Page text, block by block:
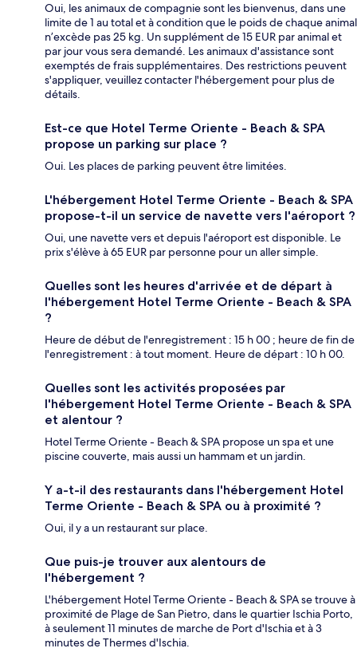
Oui, les animaux de compagnie sont les bienvenus, dans une
limite de 1 au total et à condition que le poids de chaque animal
n’excède pas 25 kg. Un supplément de 15 EUR par animal et
par jour vous sera demandé. Les animaux d'assistance sont
exemptés de frais supplémentaires. Des restrictions peuvent
s'appliquer, veuillez contacter l'hébergement pour plus de
détails.
Est-ce que Hotel Terme Oriente - Beach & SPA
propose un parking sur place ?
Oui. Les places de parking peuvent être limitées.
L'hébergement Hotel Terme Oriente - Beach & SPA
propose-t-il un service de navette vers l'aéroport ?
Oui, une navette vers et depuis l'aéroport est disponible. Le
prix s'élève à 65 EUR par personne pour un aller simple.
Quelles sont les heures d'arrivée et de départ à
l'hébergement Hotel Terme Oriente - Beach & SPA
?
Heure de début de l'enregistrement : 15 h 00 ; heure de fin de
l'enregistrement : à tout moment. Heure de départ : 10 h 00.
Quelles sont les activités proposées par
l'hébergement Hotel Terme Oriente - Beach & SPA
et alentour ?
Hotel Terme Oriente - Beach & SPA propose un spa et une
piscine couverte, mais aussi un hammam et un jardin.
Y a-t-il des restaurants dans l'hébergement Hotel
Terme Oriente - Beach & SPA ou à proximité ?
Oui, il y a un restaurant sur place.
Que puis-je trouver aux alentours de
l'hébergement ?
L'hébergement Hotel Terme Oriente - Beach & SPA se trouve à
proximité de Plage de San Pietro, dans le quartier Ischia Porto,
à seulement 11 minutes de marche de Port d'Ischia et à 3
minutes de Thermes d'Ischia.